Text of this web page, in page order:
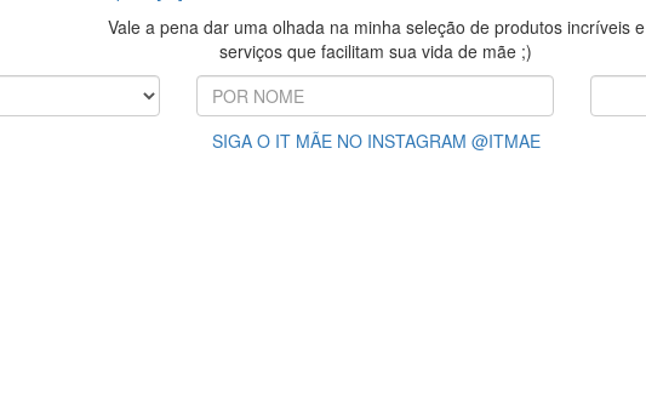
Vale a pena dar uma olhada na minha seleção de produtos incríveis e
serviços que facilitam sua vida de mãe ;)
SIGA O IT MÃE NO INSTAGRAM @ITMAE